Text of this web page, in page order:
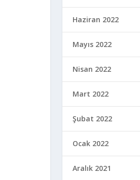
Haziran 2022
Mayıs 2022
Nisan 2022
Mart 2022
Şubat 2022
Ocak 2022
Aralık 2021